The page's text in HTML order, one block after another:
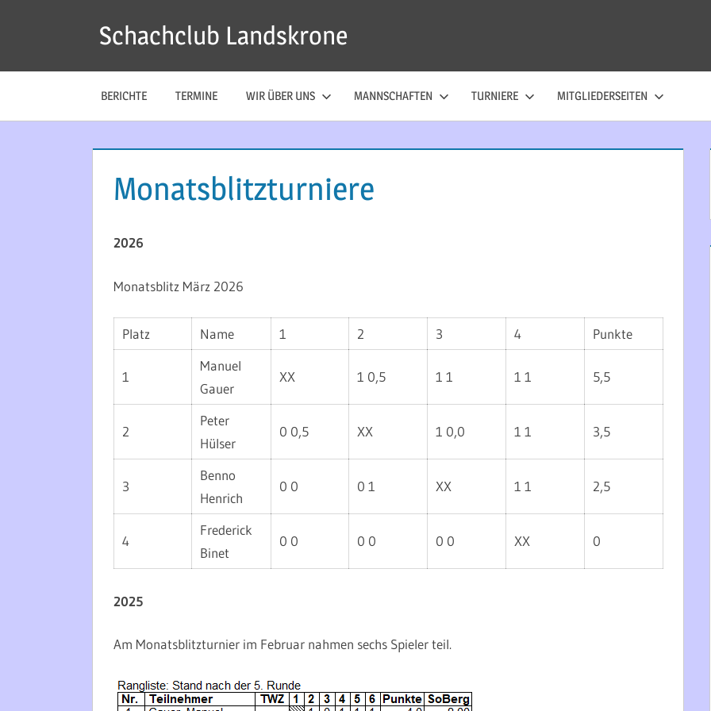
Schachclub Landskrone
BERICHTE TERMINE WIR ÜBER UNS MANNSCHAFTEN TURNIERE MITGLIEDERSEITEN
Monatsblitzturniere
2026
Monatsblitz März 2026
Platz Name 1 2 3 4 Punkte
1
Manuel
Gauer
XX 1 0,5 1 1 1 1 5,5
2
Peter
Hülser
0 0,5 XX 1 0,0 1 1 3,5
3
Benno
Henrich
0 0 0 1 XX 1 1 2,5
4
Frederick
Binet
0 0 0 0 0 0 XX 0
2025
Am Monatsblitzturnier im Februar nahmen sechs Spieler teil.